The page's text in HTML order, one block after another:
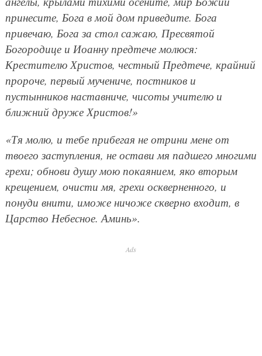
принесите, Бога в мой дом приведите. Бога
привечаю, Бога за стол сажаю, Пресвятой
Богородице и Иоанну предтече молюся:
Крестителю Христов, честный Предтече, крайний
пророче, первый мучениче, постников и
пустынников наставниче, чисоты учителю и
ближний друже Христов!»
«Тя молю, и тебе прибегая не отрини мене от
твоего заступления, не остави мя падшего многими
грехи; обнови душу мою покаянием, яко вторым
крещением, очисти мя, грехи оскверненного, и
понуди внити, иможе ничоже скверно входит, в
Царство Небесное. Аминь».
Ads